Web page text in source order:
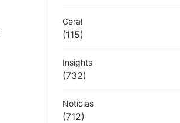
Geral
(115)
Insights
(732)
Notícias
(712)